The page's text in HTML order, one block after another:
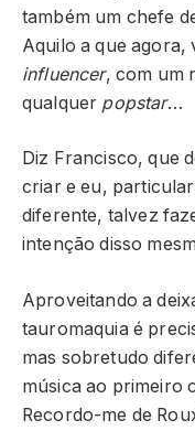
também um chefe
Aquilo a que agora,
influencer, com um
qualquer popstar…
Diz Francisco, que
criar e eu,
diferente, talvez
intenção disso
Aproveitando a
tauromaquia é
mas sobretudo
música ao primeiro
Recordo-me de